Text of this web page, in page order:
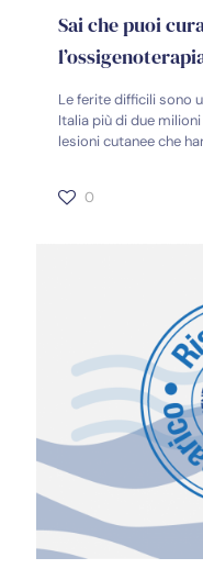
Sai che puoi
Le ferite difficili sono
Italia più di due
lesioni cutanee che
0